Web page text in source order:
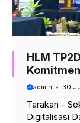
HLM
admin 30
Tarakan –
Digitalisasi